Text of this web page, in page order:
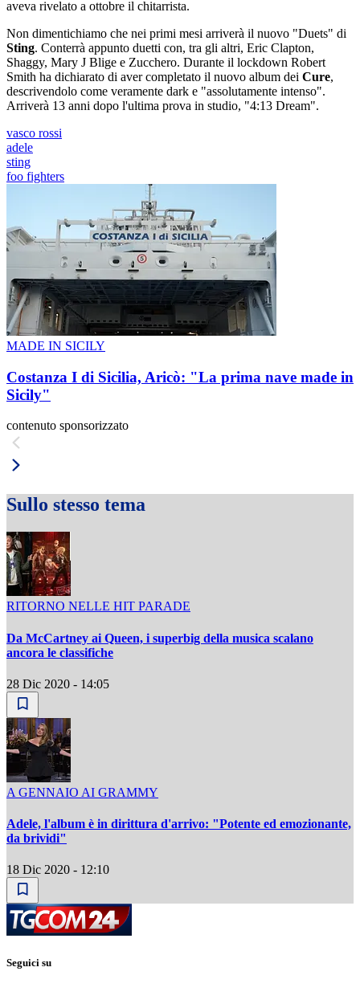
aveva rivelato a ottobre il chitarrista.
Non dimentichiamo che nei primi mesi arriverà il nuovo "Duets" di
Sting. Conterrà appunto duetti con, tra gli altri, Eric Clapton,
Shaggy, Mary J Blige e Zucchero. Durante il lockdown Robert
Smith ha dichiarato di aver completato il nuovo album dei Cure,
descrivendolo come veramente dark e "assolutamente intenso".
Arriverà 13 anni dopo l'ultima prova in studio, "4:13 Dream".
vasco rossi
adele
sting
foo fighters
MADE IN SICILY
Costanza I di Sicilia, Aricò: "La prima nave made in
Sicily"
contenuto sponsorizzato
Sullo stesso tema
RITORNO NELLE HIT PARADE
Da McCartney ai Queen, i superbig della musica scalano
ancora le classifiche
28 Dic 2020 - 14:05
A GENNAIO AI GRAMMY
Adele, l'album è in dirittura d'arrivo: "Potente ed emozionante,
da brividi"
18 Dic 2020 - 12:10
Seguici su